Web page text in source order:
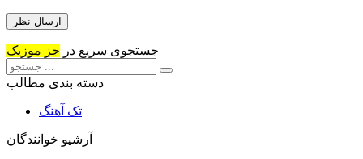
جستجوی سریع در جز موزیک
دسته بندی مطالب
تک آهنگ
آرشیو خوانندگان